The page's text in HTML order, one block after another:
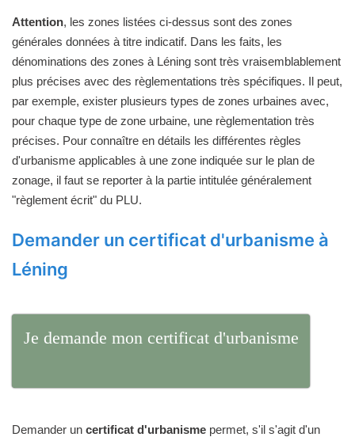
Attention, les zones listées ci-dessus sont des zones
générales données à titre indicatif. Dans les faits, les
dénominations des zones à Léning sont très vraisemblablement
plus précises avec des règlementations très spécifiques. Il peut,
par exemple, exister plusieurs types de zones urbaines avec,
pour chaque type de zone urbaine, une règlementation très
précises. Pour connaître en détails les différentes règles
d'urbanisme applicables à une zone indiquée sur le plan de
zonage, il faut se reporter à la partie intitulée généralement
"règlement écrit" du PLU.
Demander un certificat d'urbanisme à
Léning
Je demande mon certificat d'urbanisme
Demander un certificat d'urbanisme permet, s'il s'agit d'un